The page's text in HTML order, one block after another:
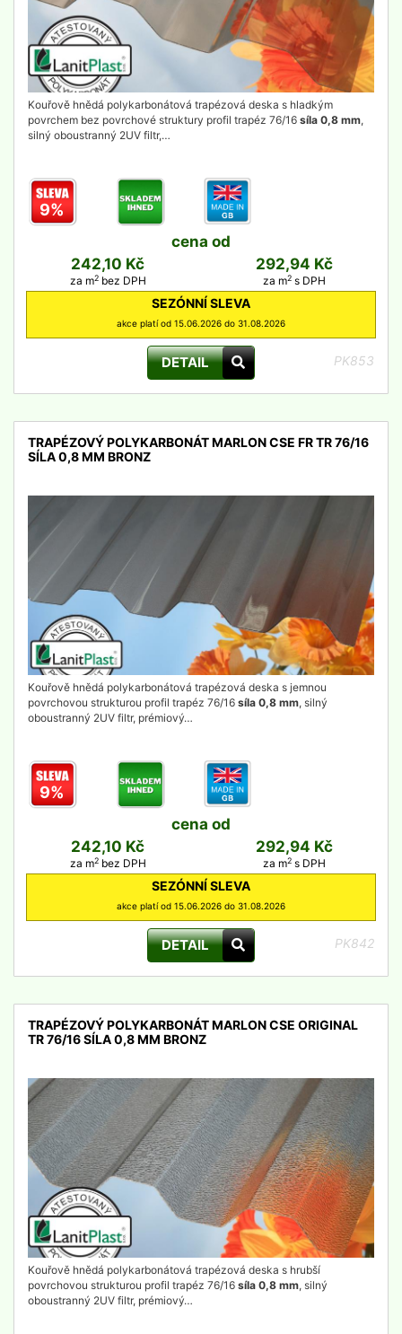
Kouřově hnědá polykarbonátová trapézová deska s hladkým
povrchem bez povrchové struktury profil trapéz 76/16 síla 0,8 mm,
silný oboustranný 2UV filtr,…
9%
cena od
242,10 Kč
za m2bez DPH
292,94 Kč
za m2 s DPH
SEZÓNNÍ SLEVA
akce platí od 15.06.2026 do 31.08.2026
DETAIL PK853
TRAPÉZOVÝ POLYKARBONÁT MARLON CSE FR TR 76/16
SÍLA 0,8 MM BRONZ
Kouřově hnědá polykarbonátová trapézová deska s jemnou
povrchovou strukturou profil trapéz 76/16 síla 0,8 mm, silný
oboustranný 2UV filtr, prémiový…
9%
cena od
242,10 Kč
za m2bez DPH
292,94 Kč
za m2 s DPH
SEZÓNNÍ SLEVA
akce platí od 15.06.2026 do 31.08.2026
DETAIL PK842
TRAPÉZOVÝ POLYKARBONÁT MARLON CSE ORIGINAL
TR 76/16 SÍLA 0,8 MM BRONZ
detail
Kouřově hnědá polykarbonátová trapézová deska s hrubší
povrchovou strukturou profil trapéz 76/16 síla 0,8 mm, silný
oboustranný 2UV filtr, prémiový…